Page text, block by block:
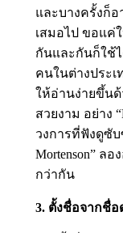
และบางครั้งก็อ
เสมอไป ขอแค่
กันและกันก็ใช้
คนในต่างประ
ให้อ่านง่ายขึ้น
สวยงาม อย่าง
วงการที่ฟังดูซับ
Mortenson” ล
กว่ากัน
3. ตั้งชื่อจากชื่